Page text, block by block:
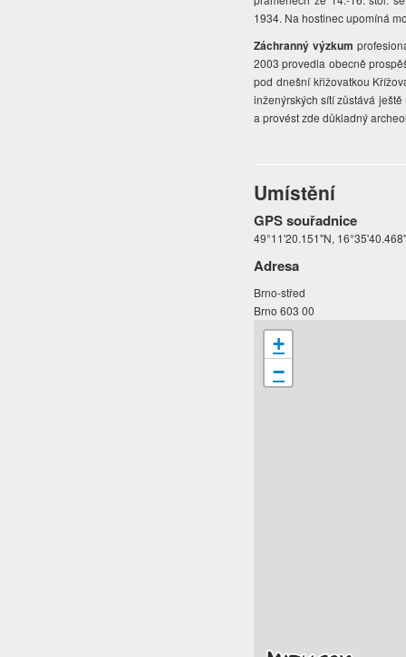
1934. Na hostinec upomíná
Záchranný výzkum
2003 provedla obecně
pod dnešní křižovatkou
inženýrských sítí zůstává
a provést zde důkladný
Umístění
GPS souřadnice
49°11'20.151"N,
Adresa
Brno-střed
Brno 603 00
+
−